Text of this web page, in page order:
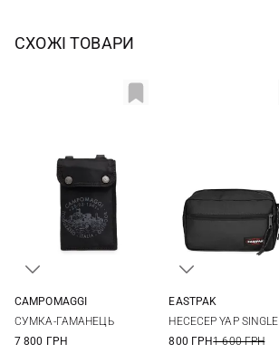
СХОЖІ ТОВАРИ
CAMPOMAGGI
СУМКА-ГАМАНЕЦЬ
7 800 ГРН
EASTPAK
НЕСЕСЕР YAP SINGLE
800 ГРН1 600 ГРН